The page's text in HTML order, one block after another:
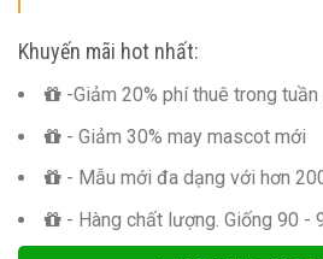
Khuyến mãi hot nhất:
-Giảm 20% phí thuê trong tuần
- Giảm 30% may mascot mới
- Mẫu mới đa dạng với hơn
- Hàng chất lượng. Giống 90 -